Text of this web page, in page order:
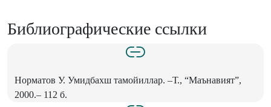
Библиографические ссылки
Норматов У. Умидбахш тамойиллар. –Т., “Маънавият”,
2000.– 112 б.